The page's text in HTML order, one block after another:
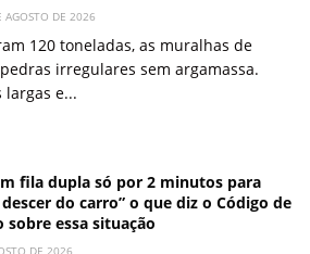
AGOSTO DE 2026
120 toneladas, as muralhas de
irregulares sem argamassa.
largas e...
fila dupla só por 2 minutos para
do carro” o que diz o Código de
sobre essa situação
DE 2026